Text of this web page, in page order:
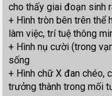
cho thấy giai đoạn sinh
+ Hình tròn bên trên thể
làm việc, trí tuệ thông
+ Hình nụ cười (trong
sống
+ Hình chữ X đan chéo,
trưởng thành trong mối